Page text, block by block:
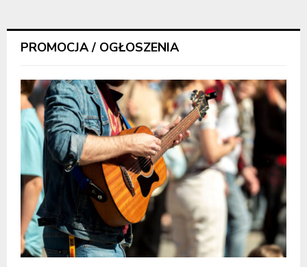
PROMOCJA / OGŁOSZENIA